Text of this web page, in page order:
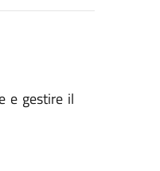
e gestire il